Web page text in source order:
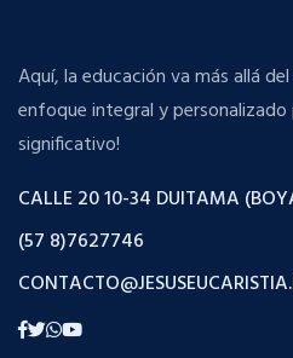
Aquí, la educación va más allá
enfoque integral y personalizado
significativo!
CALLE 20 10-34 DUITAMA
(57 8)7627746